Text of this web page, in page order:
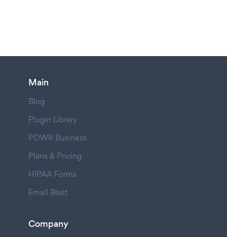
Main
Blog
Plugin Library
POWR Business
Plans & Pricing
HIPAA Forms
Email Blast
Company